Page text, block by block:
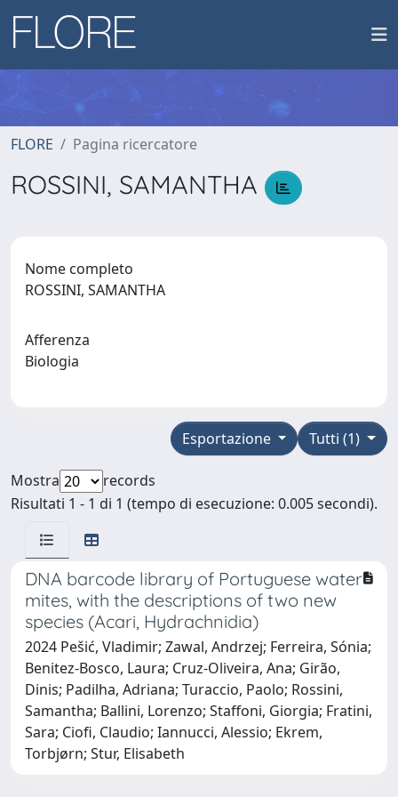
FLORE Pagina ricercatore
ROSSINI, SAMANTHA
Nome completo
ROSSINI, SAMANTHA
Afferenza
Biologia
Tutti (1)
Esportazione
Mostra
records
Risultati 1 - 1 di 1 (tempo di esecuzione: 0.005 secondi).
DNA barcode library of Portuguese water
mites, with the descriptions of two new
species (Acari, Hydrachnidia)
2024 Pešić, Vladimir; Zawal, Andrzej; Ferreira, Sónia;
Benitez-Bosco, Laura; Cruz-Oliveira, Ana; Girão,
Dinis; Padilha, Adriana; Turaccio, Paolo; Rossini,
Samantha; Ballini, Lorenzo; Staffoni, Giorgia; Fratini,
Sara; Ciofi, Claudio; Iannucci, Alessio; Ekrem,
Torbjørn; Stur, Elisabeth